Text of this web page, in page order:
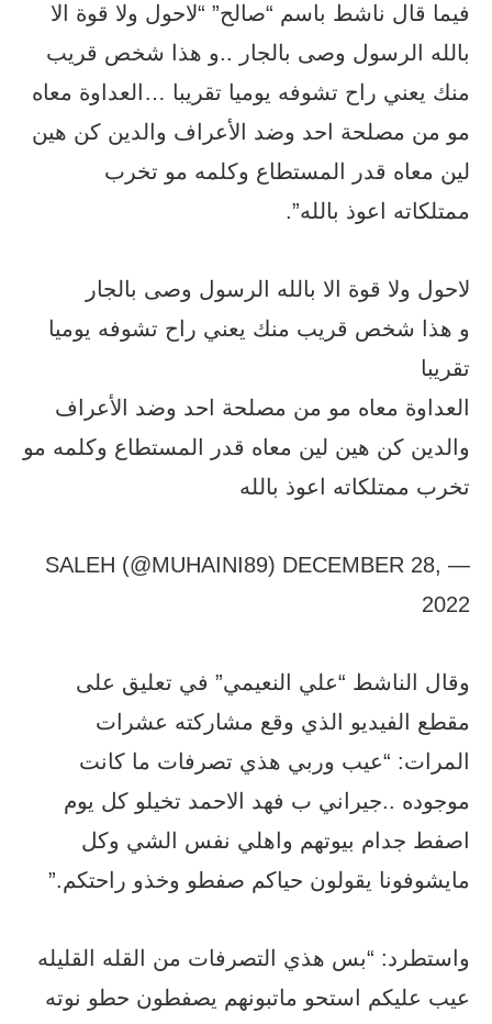
فيما قال ناشط باسم “صالح” “لاحول ولا قوة الا
بالله الرسول وصى بالجار ..و هذا شخص قريب
منك يعني راح تشوفه يوميا تقريبا …العداوة معاه
مو من مصلحة احد وضد الأعراف والدين كن هين
لين معاه قدر المستطاع وكلمه مو تخرب
ممتلكاته اعوذ بالله”.
لاحول ولا قوة الا بالله الرسول وصى بالجار
و هذا شخص قريب منك يعني راح تشوفه يوميا
تقريبا
العداوة معاه مو من مصلحة احد وضد الأعراف
والدين كن هين لين معاه قدر المستطاع وكلمه مو
تخرب ممتلكاته اعوذ بالله
— SALEH (@MUHAINI89) DECEMBER 28,
2022
وقال الناشط “علي النعيمي” في تعليق على
مقطع الفيديو الذي وقع مشاركته عشرات
المرات: “عيب وربي هذي تصرفات ما كانت
موجوده ..جيراني ب فهد الاحمد تخيلو كل يوم
اصفط جدام بيوتهم واهلي نفس الشي وكل
مايشوفونا يقولون حياكم صفطو وخذو راحتكم.”
واستطرد: “بس هذي التصرفات من القله القليله
عيب عليكم استحو ماتبونهم يصفطون حطو نوته